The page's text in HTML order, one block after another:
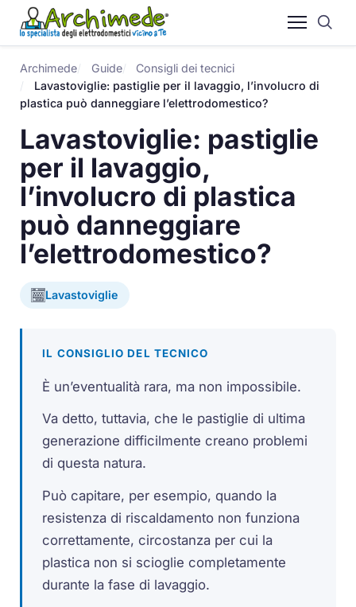
Archimede Guide
Consigli dei tecnici
Lavastoviglie: pastiglie per il lavaggio, l’involucro di
plastica può danneggiare l’elettrodomestico?
Lavastoviglie: pastiglie
per il lavaggio,
l’involucro di plastica
può danneggiare
l’elettrodomestico?
Lavastoviglie
IL CONSIGLIO DEL TECNICO
È un’eventualità rara, ma non impossibile.
Va detto, tuttavia, che le pastiglie di ultima
generazione difficilmente creano problemi
di questa natura.
Può capitare, per esempio, quando la
resistenza di riscaldamento non funziona
correttamente, circostanza per cui la
plastica non si scioglie completamente
durante la fase di lavaggio.